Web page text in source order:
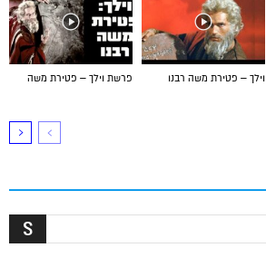
פרשת וילך – פטירת משה וילך – פטירת משה רבנו